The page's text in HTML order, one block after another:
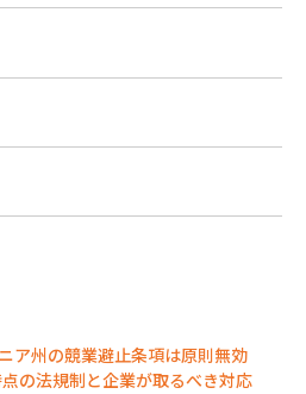
ア州の競業避止条項は原則無効
の法規制と企業が取るべき対応